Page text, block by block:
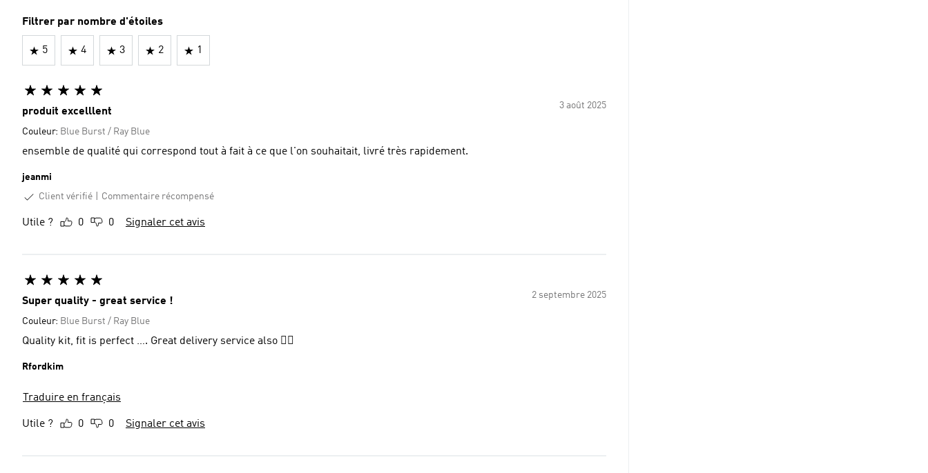
Filtrer par nombre d'étoiles
5 4 3 2 1
3 août 2025
produit excelllent
Couleur: Blue Burst / Ray Blue
ensemble de qualité qui correspond tout à fait à ce que l'on souhaitait, livré très rapidement.
jeanmi
Client vérifié
Commentaire récompensé
Utile ? 0 0 Signaler cet avis
2 septembre 2025
Super quality - great service !
Couleur: Blue Burst / Ray Blue
Quality kit, fit is perfect …. Great delivery service also 👌🏻
Rfordkim
Traduire en français
Utile ? 0 0 Signaler cet avis